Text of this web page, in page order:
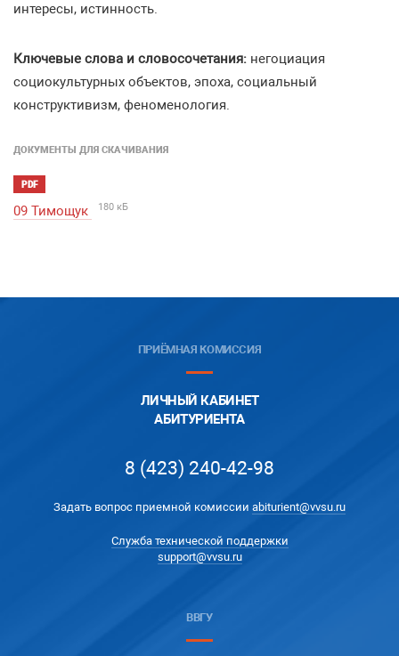
интересы, истинность.
Ключевые слова и словосочетания: негоциация
социокультурных объектов, эпоха, социальный
конструктивизм, феноменология.
ДОКУМЕНТЫ ДЛЯ СКАЧИВАНИЯ
PDF
09 Тимощук 180 кБ
ПРИЁМНАЯ КОМИССИЯ
ЛИЧНЫЙ КАБИНЕТ
АБИТУРИЕНТА
8 (423) 240-42-98
Задать вопрос приемной комиссии abiturient@vvsu.ru
Служба технической поддержки
support@vvsu.ru
ВВГУ